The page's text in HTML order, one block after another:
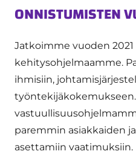
ONNISTUMISTEN
Jatkoimme vuoden 2021
kehitysohjelmaamme.
ihmisiin,
paremmin asiakkaiden
asettamiin